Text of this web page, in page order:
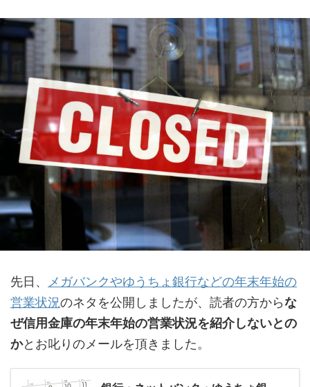
先日、 メガバンクやゆうちょ銀行などの年末年始の
営業状況のネタを公開しましたが、読者の方からな
ぜ信用金庫の年末年始の営業状況を紹介しないとの
かとお叱りのメールを頂きました。